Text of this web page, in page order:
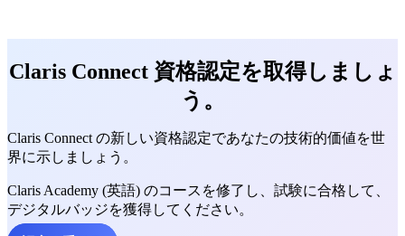
Claris Connect 資格認定を取得しましょ
う。
Claris Connect の新しい資格認定であなたの技術的価値を世
界に示しましょう。
Claris Academy (英語) のコースを修了し、試験に合格して、
デジタルバッジを獲得してください。